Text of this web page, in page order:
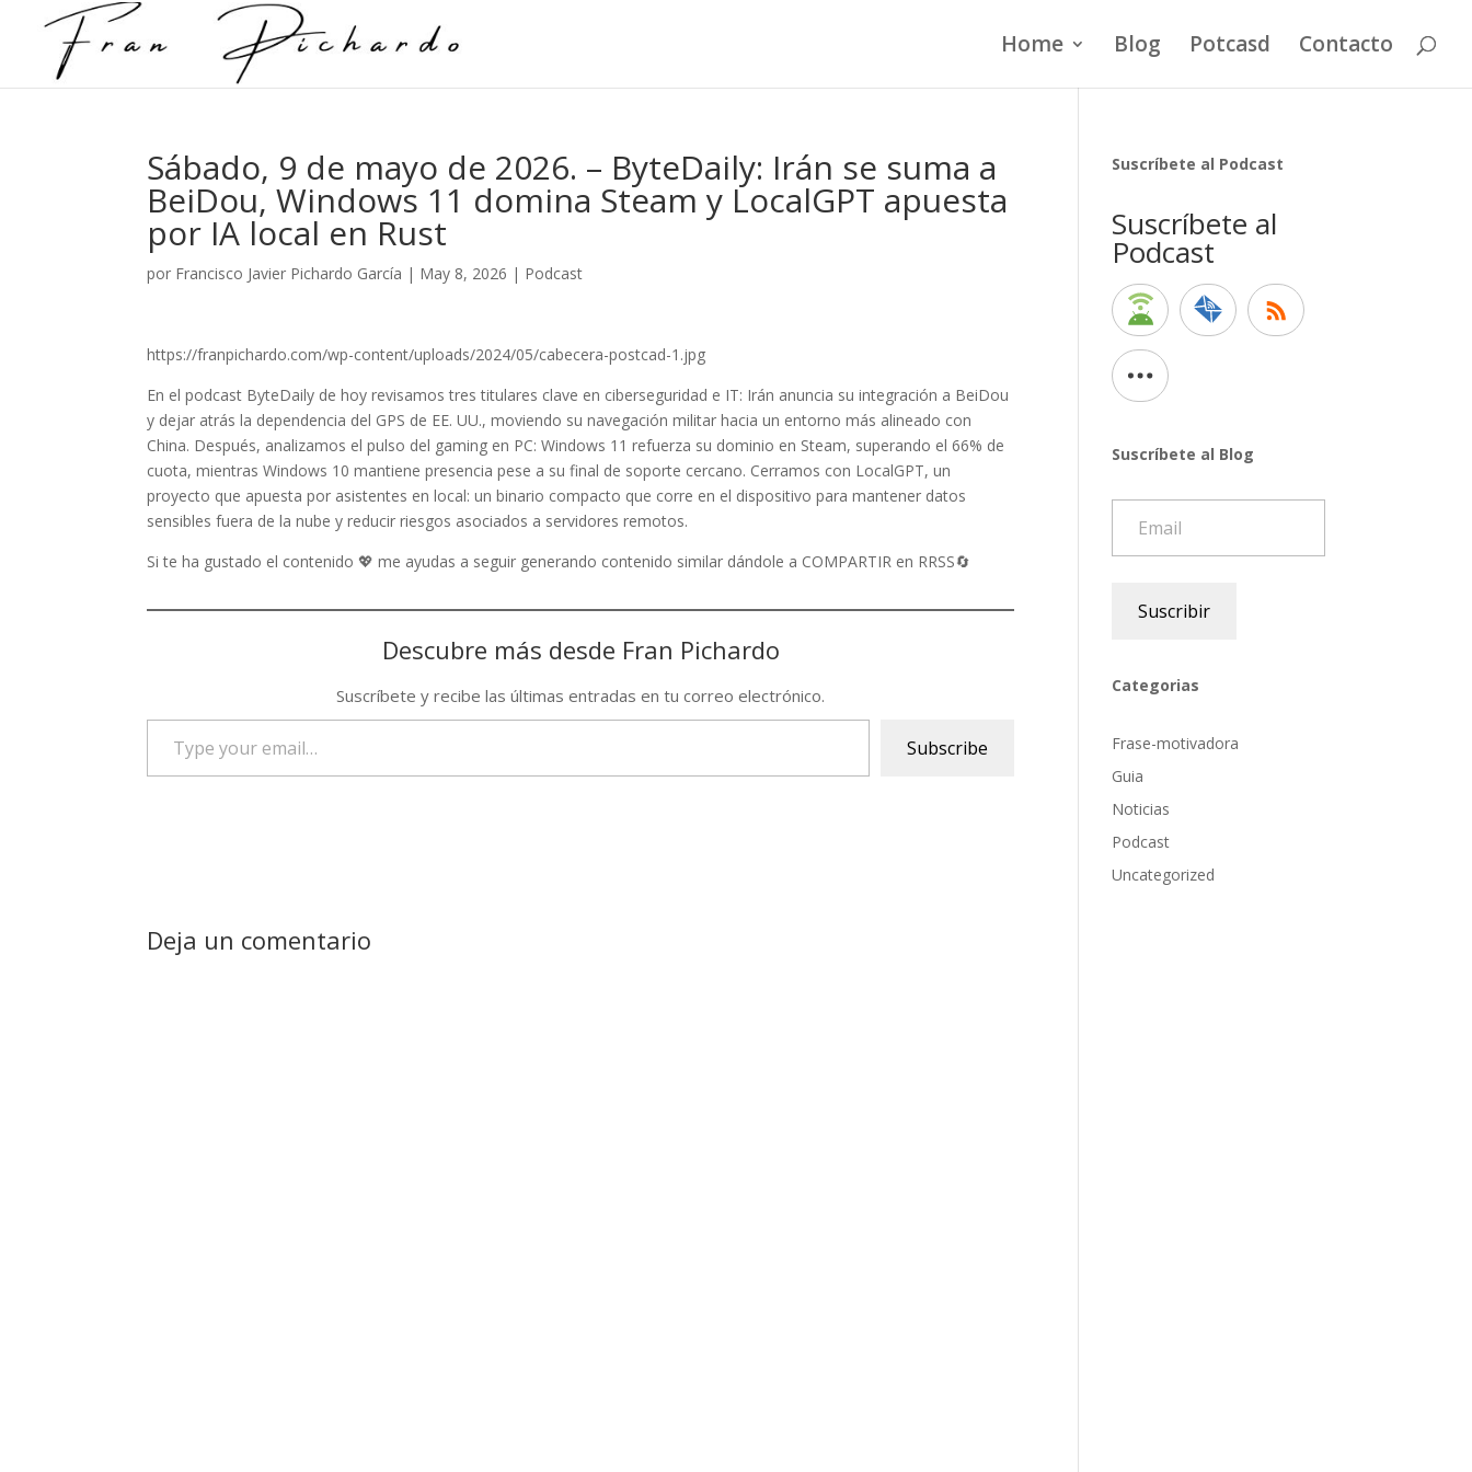
Home Blog Potcasd Contacto
Sábado, 9 de mayo de 2026. – ByteDaily: Irán se suma a
BeiDou, Windows 11 domina Steam y LocalGPT apuesta
por IA local en Rust
por Francisco Javier Pichardo García | May 8, 2026 | Podcast
https://franpichardo.com/wp-content/uploads/2024/05/cabecera-postcad-1.jpg
En el podcast ByteDaily de hoy revisamos tres titulares clave en ciberseguridad e IT: Irán anuncia su integración a BeiDou
y dejar atrás la dependencia del GPS de EE. UU., moviendo su navegación militar hacia un entorno más alineado con
China. Después, analizamos el pulso del gaming en PC: Windows 11 refuerza su dominio en Steam, superando el 66% de
cuota, mientras Windows 10 mantiene presencia pese a su final de soporte cercano. Cerramos con LocalGPT, un
proyecto que apuesta por asistentes en local: un binario compacto que corre en el dispositivo para mantener datos
sensibles fuera de la nube y reducir riesgos asociados a servidores remotos.
Si te ha gustado el contenido 💖 me ayudas a seguir generando contenido similar dándole a COMPARTIR en RRSS🔄
Descubre más desde Fran Pichardo
Suscríbete y recibe las últimas entradas en tu correo electrónico.
your
email…
Subscribe
Deja un comentario
Suscríbete al Podcast
Suscríbete al
Podcast
Suscríbete al Blog
Suscribir
Categorias
Frase-motivadora
Guia
Noticias
Podcast
Uncategorized